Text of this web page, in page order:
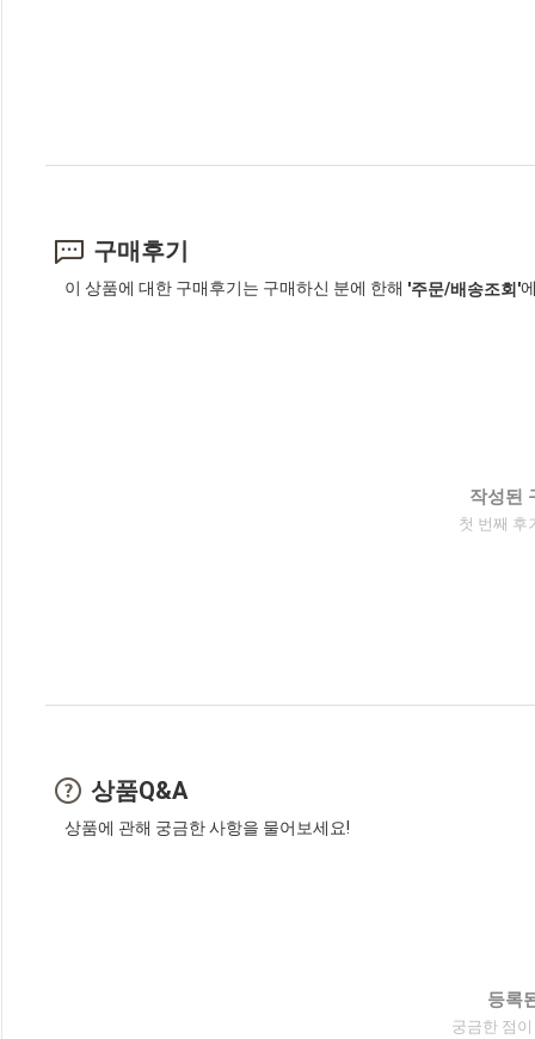
구매후기
이 상품에 대한 구매후기는 구매하신 분에 한해 '주문/배송조회'
작성된
첫 번째 후
상품Q&A
상품에 관해 궁금한 사항을 물어보세요!
등록
궁금한 점